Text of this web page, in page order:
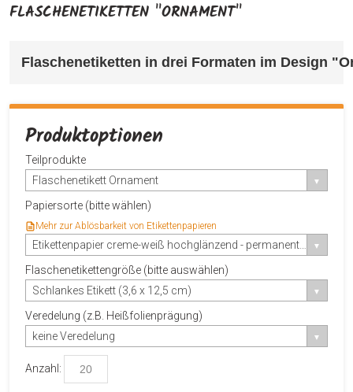
FLASCHENETIKETTEN "ORNAMENT"
Flaschenetiketten in drei Formaten im Design
Produktoptionen
Teilprodukte
Flaschenetikett Ornament
Papiersorte (bitte wählen)
Mehr zur Ablösbarkeit von Etikettenpapieren
Flaschenetikettengröße (bitte auswählen)
Schlankes Etikett (3,6 x 12,5 cm)
Veredelung (z.B. Heißfolienprägung)
keine Veredelung
Anzahl: